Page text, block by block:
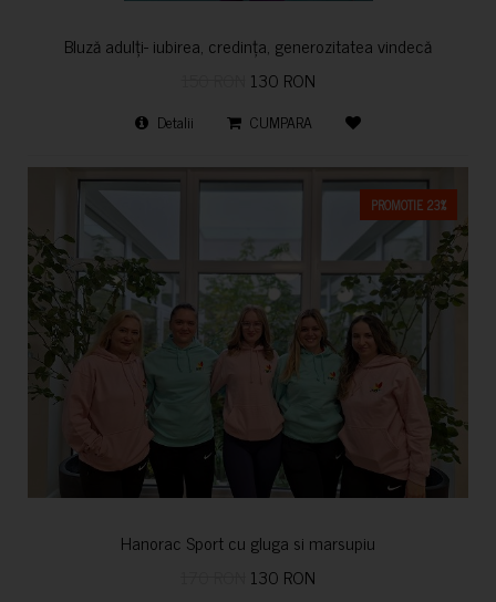
Bluză adulți- iubirea, credința, generozitatea vindecă
130 RON
Detalii CUMPARA
PROMOTIE 23%
Hanorac Sport cu gluga si marsupiu
130 RON